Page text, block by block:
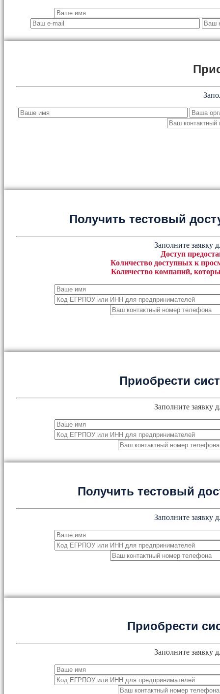
Получить тестовый
Заполните заявку
Доступ
Количество доступных к
Количество компаний,
Приобрести
Заполните заявку
Получить тестовый
Заполните заявку
Приобрести
Заполните заявку